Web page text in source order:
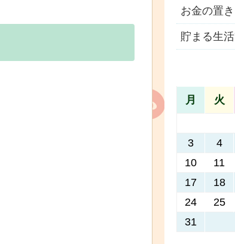
お金の置
貯まる生
月
火
3
4
10
11
17
18
24
25
31